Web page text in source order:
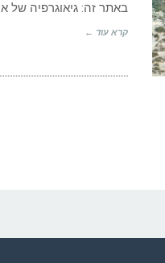
באתר זה: גיאוגרפיה של
קרא עוד ←